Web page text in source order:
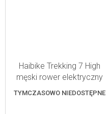
Haibike Trekking 7 High
męski rower elektryczny
szary/czerwony/niebieski L
TYMCZASOWO NIEDOSTĘPNE